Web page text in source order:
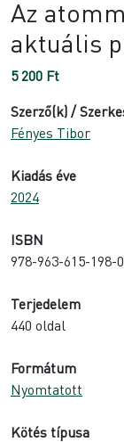
Az
aktuális
5 200 Ft
Szerző(k) /
Fényes Tibor
Kiadás éve
2024
ISBN
978-963-615-198-0
Terjedelem
440 oldal
Formátum
Nyomtatott
Kötés típusa